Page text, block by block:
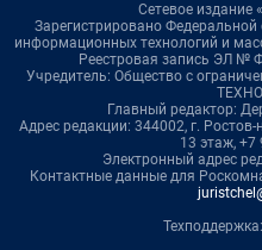
Сетевое издание
Зарегистрировано
информационных технологий и
Реестровая запись ЭЛ №
Учредитель: Общество с
Главный редактор:
Адрес редакции: 344002, г.
13 этаж, +7
Электронный адрес
Контактные данные для
Техподдержка: